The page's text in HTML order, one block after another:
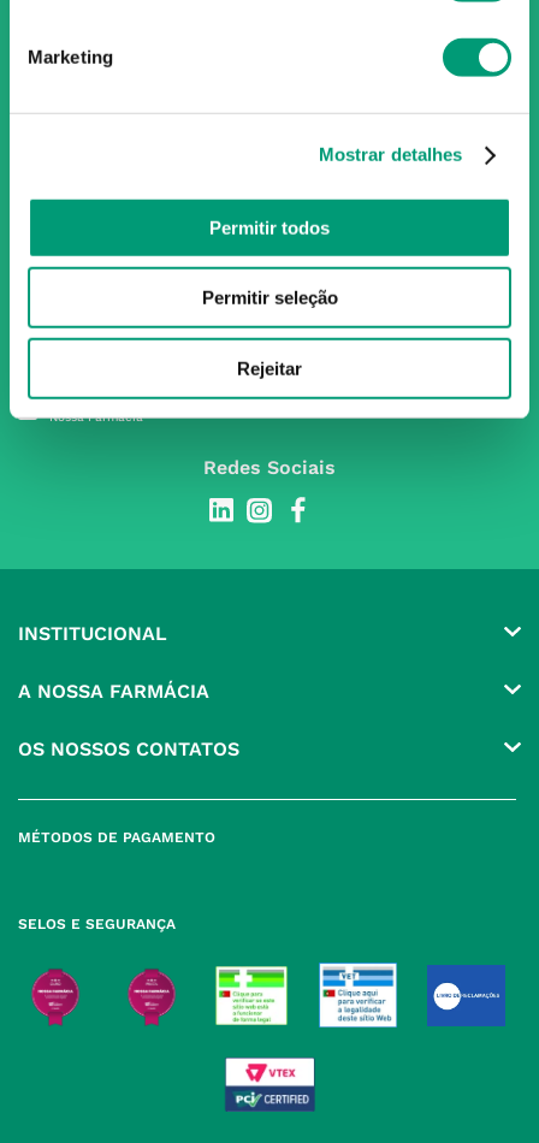
Marketing
Mostrar detalhes
Permitir todos
Permitir seleção
Rejeitar
O Grupo Nossa Farmácia é o maior grupo de farmácias em
Portugal, conta atualmente com cerca de mais de 350
farmácias que partilham os mesmos valores, ideais e
as melhores soluções de compra para os consumidores
através da nossafarmacia.pt.
Subscreva para receber ofertas e novidades
exclusivas
Ao confirmar o registo, aceito receber e-mails com notícias e promoções da
Nossa Farmácia
Redes Sociais
INSTITUCIONAL
Produtos Favoritos
A NOSSA FARMÁCIA
OS NOSSOS CONTATOS
MÉTODOS DE PAGAMENTO
SELOS E SEGURANÇA